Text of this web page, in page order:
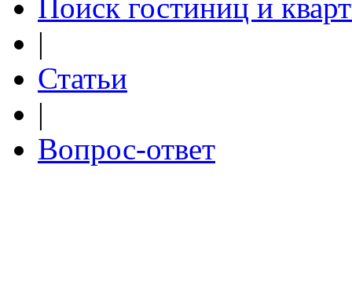
Поиск гостиниц и
|
Статьи
|
Вопрос-ответ